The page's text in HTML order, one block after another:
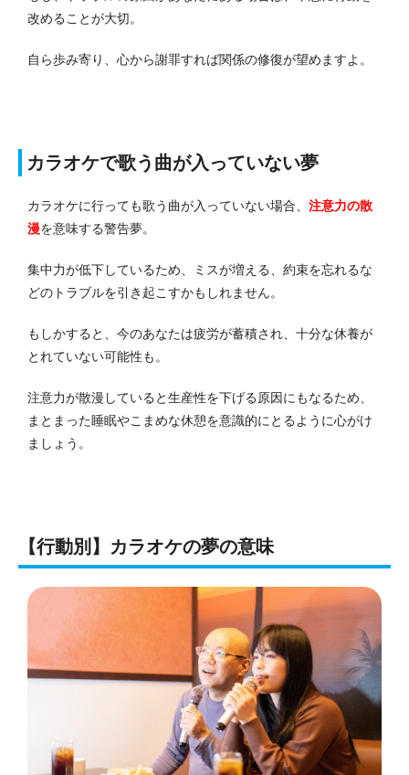
改めることが大切。
自ら歩み寄り、心から謝罪すれば関係の修復が望めますよ。
カラオケで歌う曲が入っていない夢
カラオケに行っても歌う曲が入っていない場合、 注意力の散
漫を意味する警告夢。
集中力が低下しているため、ミスが増える、約束を忘れるな
どのトラブルを引き起こすかもしれません。
もしかすると、今のあなたは疲労が蓄積され、十分な休養が
とれていない可能性も。
注意力が散漫していると生産性を下げる原因にもなるため、
まとまった睡眠やこまめな休憩を意識的にとるように心がけ
ましょう。
【行動別】カラオケの夢の意味